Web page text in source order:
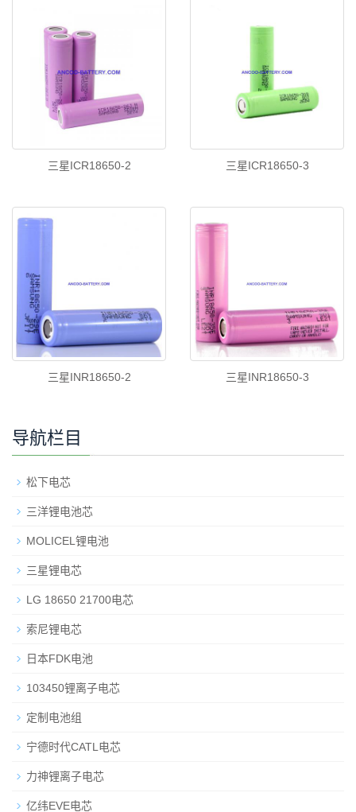
三星ICR18650-2 三星ICR18650-3
三星INR18650-2 三星INR18650-3
导航栏目
松下电芯
三洋锂电池芯
MOLICEL锂电池
三星锂电芯
LG 18650 21700电芯
索尼锂电芯
日本FDK电池
103450锂离子电芯
定制电池组
宁德时代CATL电芯
力神锂离子电芯
亿纬EVE电芯